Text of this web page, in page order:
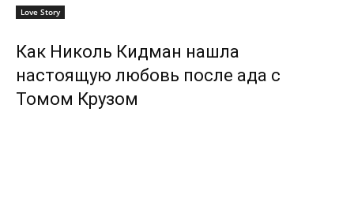
Love Story
Как Николь Кидман нашла
настоящую любовь после ада с
Томом Крузом